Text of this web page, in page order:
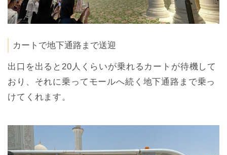
カートで地下通路まで送迎
出口を出ると20人くらいが乗れるカートが待機して
おり、それに乗ってモールへ続く地下通路まで乗っ
けてくれます。